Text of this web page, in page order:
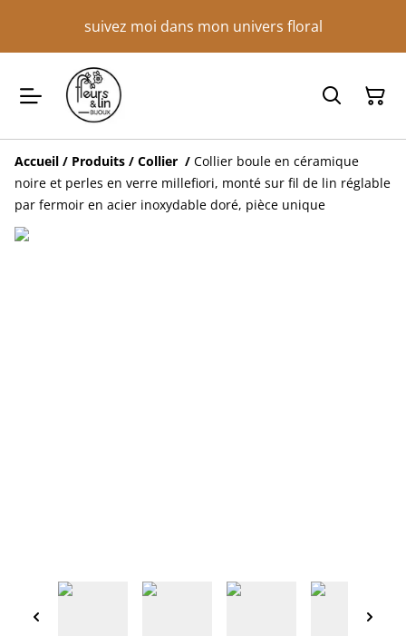
suivez moi dans mon univers floral
Accueil / Produits / Collier / Collier boule en céramique
noire et perles en verre millefiori, monté sur fil de lin réglable
par fermoir en acier inoxydable doré, pièce unique